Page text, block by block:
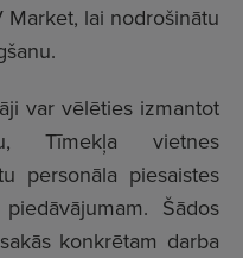
lai nodrošinātu
var vēlēties izmantot
Tīmekļa vietnes
personāla piesaistes
Šādos
konkrētam darba